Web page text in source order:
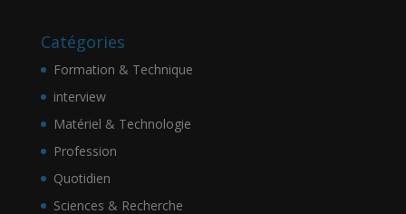
Catégories
Formation & Technique
interview
Matériel & Technologie
Profession
Quotidien
Sciences & Recherche